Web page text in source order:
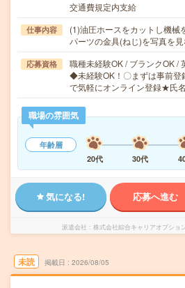
交通費規定内支給
仕事内容
(1)油圧ホースをカットし機械
パーツの金具(ねじ)を写真を
応募資格
職種未経験OK / ブランクOK /
◆未経験OK！〇まずは事前登
で気軽にオンライン登録★氏
職場の雰囲気
年齢層
20代
30代
気になる! 応募へ進む
派遣会社 株式会社綜合キャリアオプショ
未読 掲載日 2026/08/05